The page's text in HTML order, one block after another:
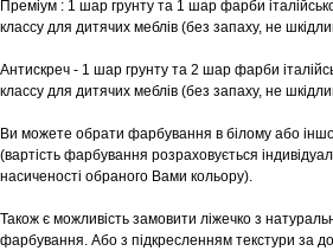
Преміум : 1 шар грунту та 1 шар фарби
классу для дитячих меблів (без запаху, не
Антискреч - 1 шар грунту та 2 шар фарби
классу для дитячих меблів (без запаху, не
Ви можете обрати фарбування в білому або
(вартість фарбування розраховується
насиченості обраного Вами кольору).
Також є можливість замовити ліжечко з
фарбування. Або з підкресленням текстури за